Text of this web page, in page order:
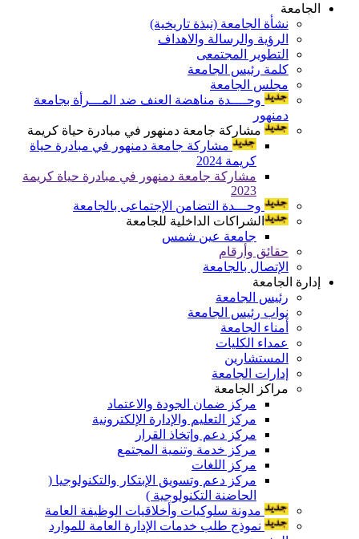
الجامعة
نشأة الجامعة (نبذة تاريخية)
الرؤية والرسالة والاهداف
التطوير المجتمعى
كلمة رئيس الجامعة
مجلس الجامعة
وحــــدة مناهضة العنف ضد المـــرأة بجامعة
دمنهور
مشاركة جامعة دمنهور في مبادرة حياة كريمة
مشاركة جامعة دمنهور في مبادرة حياة
كريمة 2024
مشاركة جامعة دمنهور في مبادرة حياة كريمة
2023
وحـــدة التضامن الإجتماعى بالجامعة
الشراكات الداخلية للجامعة
جامعة عين شمس
حقائق وأرقام
الإتصال بالجامعة
إدارة الجامعة
رئيس الجامعة
نواب رئيس الجامعة
أمناء الجامعة
عمداء الكليات
المستشارين
إدارات الجامعة
مراكز الجامعة
مركز ضمان الجودة والاعتماد
مركز التعليم والإدارة الإلكترونية
مركز دعم وإتخاذ القرار
مركز خدمة وتنمية المجتمع
مركز اللغات
مركز دعم وتسويق الإبتكار والتكنولوجيا (
الحاضنة التكنولوجية )
مدونة سلوكيات وأخلاقيات الوظيفة العامة
نموذج طلب خدمات الإدارة العامة للموارد